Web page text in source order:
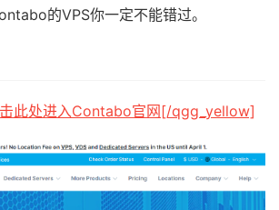
的VPS你一定不能错过。
此处进入Contabo官网[/qgg_yellow]